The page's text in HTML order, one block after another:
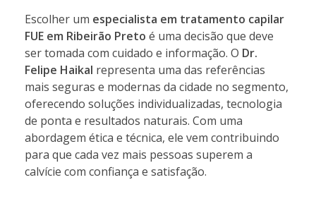
Escolher um especialista em tratamento capilar
FUE em Ribeirão Preto é uma decisão que deve
ser tomada com cuidado e informação. O Dr.
Felipe Haikal representa uma das referências
mais seguras e modernas da cidade no segmento,
oferecendo soluções individualizadas, tecnologia
de ponta e resultados naturais. Com uma
abordagem ética e técnica, ele vem contribuindo
para que cada vez mais pessoas superem a
calvície com confiança e satisfação.